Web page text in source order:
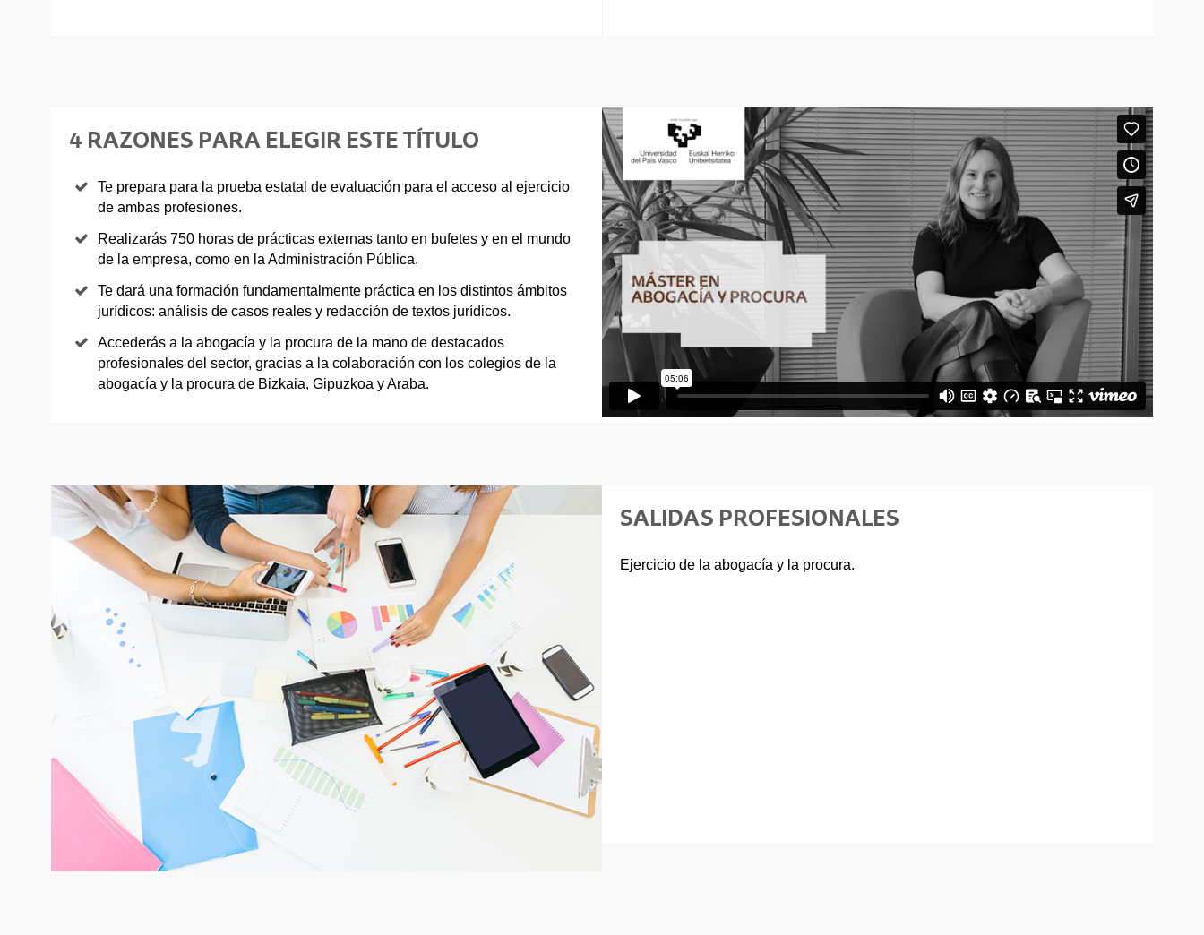
4 RAZONES PARA ELEGIR ESTE TÍTULO
Te prepara para la prueba estatal de evaluación para el acceso al ejercicio
de ambas profesiones.
Realizarás 750 horas de prácticas externas tanto en bufetes y en el mundo
de la empresa, como en la Administración Pública.
Te dará una formación fundamentalmente práctica en los distintos ámbitos
jurídicos: análisis de casos reales y redacción de textos jurídicos.
Accederás a la abogacía y la procura de la mano de destacados
profesionales del sector, gracias a la colaboración con los colegios de la
abogacía y la procura de Bizkaia, Gipuzkoa y Araba.
SALIDAS PROFESIONALES
Ejercicio de la abogacía y la procura.